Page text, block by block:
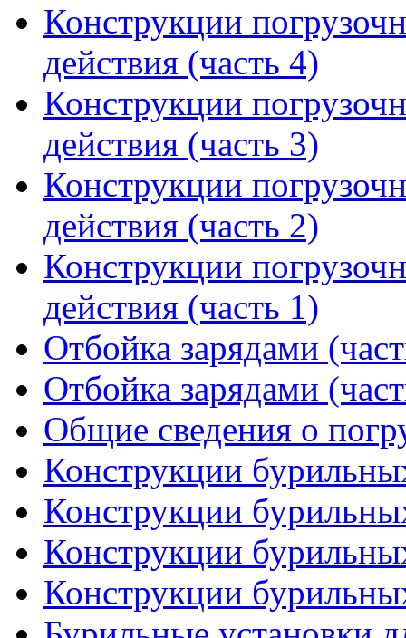
Конструкции
действия (часть 4)
Конструкции
действия (часть 3)
Конструкции
действия (часть 2)
Конструкции
действия (часть 1)
Отбойка зарядами
Отбойка зарядами
Общие сведения о
Конструкции
Конструкции
Конструкции
Конструкции